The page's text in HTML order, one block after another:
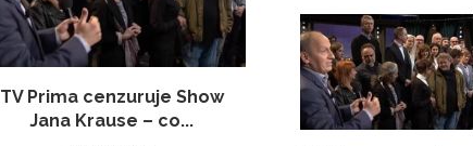
TV Prima cenzuruje Show
Jana Krause – co...